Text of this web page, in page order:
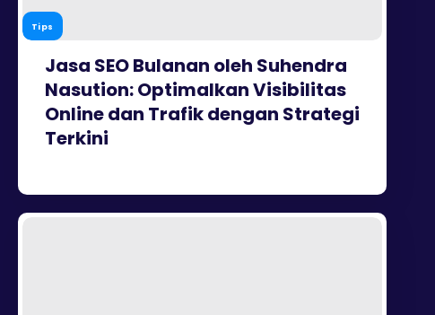
Tips
Jasa SEO Bulanan oleh Suhendra
Nasution: Optimalkan Visibilitas
Online dan Trafik dengan Strategi
Terkini